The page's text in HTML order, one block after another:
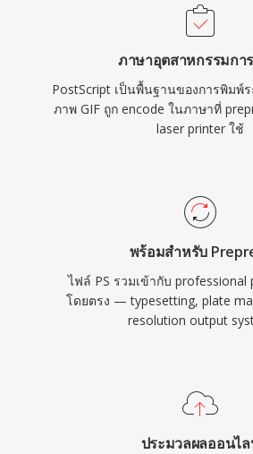
ภาษาอุตสาหกรรมกา
PostScript เป็นพื้นฐานของการพิมพ์
ภาพ GIF ถูก encode ในภาษาที่
laser printer ใช้
พร้อมสำหรับ
ไฟล์ PS รวมเข้ากับ
โดยตรง — typesetting, plate
resolution output
ประมวลผลออนไ